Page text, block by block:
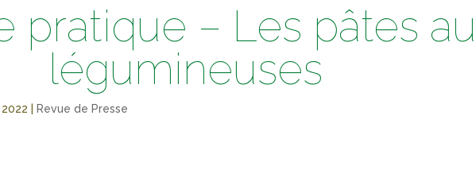
pratique – Les pâtes
légumineuses
Revue de Presse